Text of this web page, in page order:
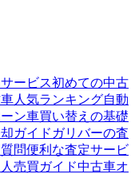
ービス初めての中古
人気ランキング自動
ン車買い替えの基礎
ガイド ガリバーの査
問便利な査定サービ
売買ガイド中古車オ